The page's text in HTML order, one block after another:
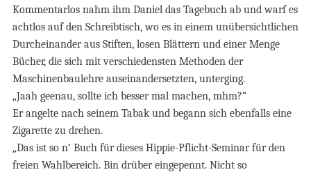
Kommentarlos nahm ihm Daniel das Tagebuch ab und warf es
achtlos auf den Schreibtisch, wo es in einem unübersichtlichen
Durcheinander aus Stiften, losen Blättern und einer Menge
Bücher, die sich mit verschiedensten Methoden der
Maschinenbaulehre auseinandersetzten, unterging.
„Jaah geenau, sollte ich besser mal machen, mhm?“
Er angelte nach seinem Tabak und begann sich ebenfalls eine
Zigarette zu drehen.
„Das ist so n‘ Buch für dieses Hippie-Pflicht-Seminar für den
freien Wahlbereich. Bin drüber eingepennt. Nicht so